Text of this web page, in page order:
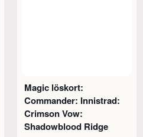
Magic löskort:
Commander: Innistrad:
Crimson Vow:
Shadowblood Ridge